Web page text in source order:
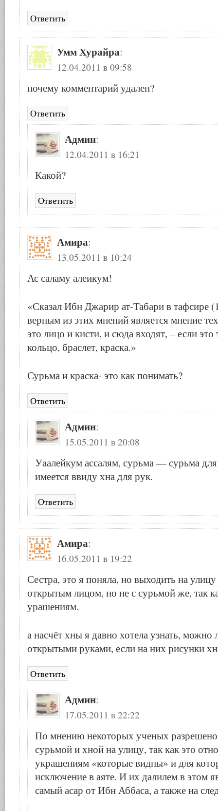
Ответить
Умм Хурайра:
12.04.2011 в 09:58
почему комментарий удален?
Ответить
Админ:
12.04.2011 в 16:21
Какой?
Ответить
Амира:
13.05.2011 в 10:24
Ас саламу алеикум!
«Сказал Ибн Джарир ат-Табари в тафсире
верным из этих мнений является мнение
это лицо и кисти, и сюда входят, – если это
кольцо, браслет, краска.»
Сурьма и краска- это как понимать?
Ответить
Админ:
15.05.2011 в 20:08
Уаалейкум ассалям, сурьма — сурьма
имеется ввиду хна для рук.
Ответить
Амира:
16.05.2011 в 19:22
Сестра, это я поняла, но выходить на
открытым лицом, но не с сурьмой же, так
урашениям.
а насчёт хны я давно хотела узнать, можно
открытыми руками, если на них рисунки
Ответить
Админ:
17.05.2011 в 22:22
По мнению некоторых ученых разрешено
сурьмой и хной на улицу, так как это
украшениям «которые видны» и для
исключение в аяте. И их далилем в этом
самый асар от Ибн Аббаса, а также на